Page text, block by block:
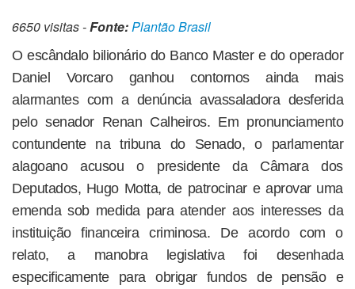
6650 visitas -Fonte:Plantão Brasil
O escândalo bilionário do Banco Master e do operador
Daniel Vorcaro ganhou contornos ainda mais
alarmantes com a denúncia avassaladora desferida
pelo senador Renan Calheiros. Em pronunciamento
contundente na tribuna do Senado, o parlamentar
alagoano acusou o presidente da Câmara dos
Deputados, Hugo Motta, de patrocinar e aprovar uma
emenda sob medida para atender aos interesses da
instituição financeira criminosa. De acordo com o
relato, a manobra legislativa foi desenhada
especificamente para obrigar fundos de pensão e